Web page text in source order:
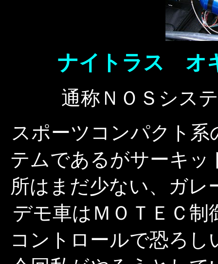
ナイトラス オ
通称ＮＯＳシス
スポーツコンパクト
テムであるがサーキ
所はまだ少ない、ガ
デモ車はＭＯＴＥＣ制
コントロールで恐ろ